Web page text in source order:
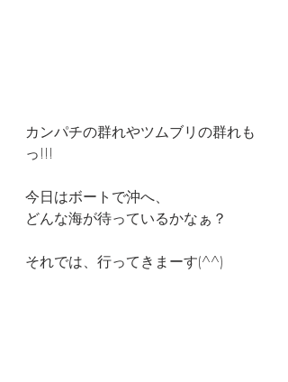
カンパチの群れやツムブリの群れも
っ!!!
今日はボートで沖へ、
どんな海が待っているかなぁ？
それでは、行ってきまーす(^^)